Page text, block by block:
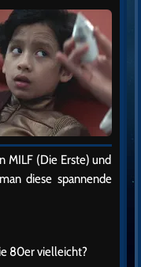
MILF (Die Erste) und
diese spannende
80er vielleicht?